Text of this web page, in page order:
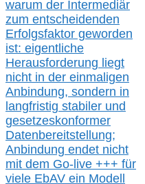
warum der Intermediär
zum entscheidenden
Erfolgsfaktor geworden
ist: eigentliche
Herausforderung liegt
nicht in der einmaligen
Anbindung, sondern in
langfristig stabiler und
gesetzeskonformer
Datenbereitstellung;
Anbindung endet nicht
mit dem Go-live +++ für
viele EbAV ein Modell